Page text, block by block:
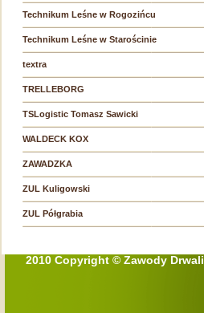
Technikum Leśne w Rogozińcu
Technikum Leśne w Starościnie
textra
TRELLEBORG
TSLogistic Tomasz Sawicki
WALDECK KOX
ZAWADZKA
ZUL Kuligowski
ZUL Półgrabia
2010 Copyright © Zawody Drwali